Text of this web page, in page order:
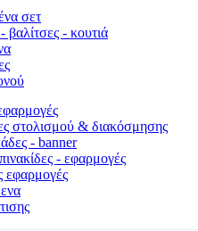
σετ
βαλίτσες - κουτιά
στολισμού & διακόσμησης
- banner
- εφαρμογές
εφαρμογές